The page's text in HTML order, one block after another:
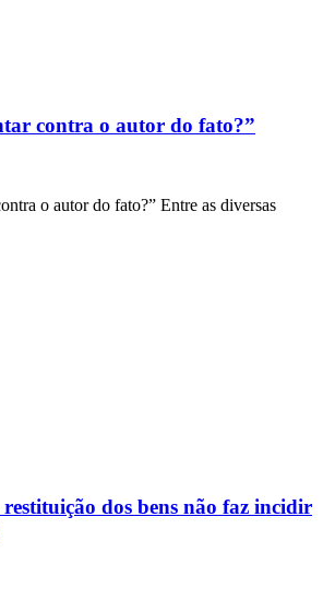
contra o autor do fato?”
o autor do fato?” Entre as diversas
dos bens não faz incidir